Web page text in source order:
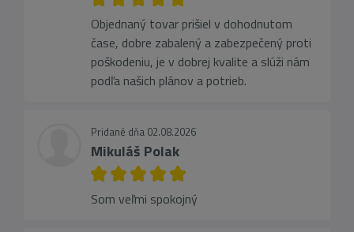
Objednaný tovar prišiel v dohodnutom
čase, dobre zabalený a zabezpečený proti
poškodeniu, je v dobrej kvalite a slúži nám
podľa našich plánov a potrieb.
Pridané dňa 02.08.2026
Mikuláš Polak
Som veľmi spokojný